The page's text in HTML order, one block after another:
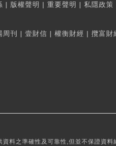
| 版權聲明 | 重要聲明 | 私隱政策
刊 | 壹財信 | 權衡財經 | 攬富財
料之準確性及可靠性,但並不保證資